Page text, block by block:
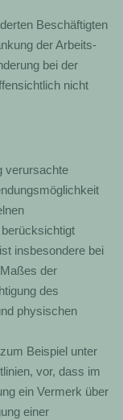
Beschäftigten
der Arbeits-
bei der
nicht
verursachte
insbesondere bei
der
des
physischen
Beispiel unter
vor, dass im
ein Vermerk über
einer